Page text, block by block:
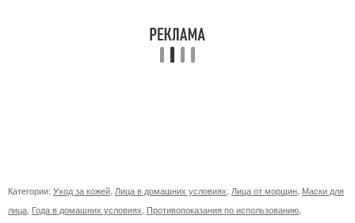
Категории: Уход за кожей Лица в домашних условиях Лица от морщин Маски для
лица Года в домашних условиях Противопоказания по использованию